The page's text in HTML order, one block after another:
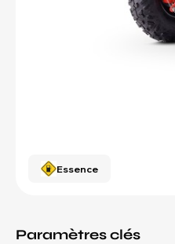
Essence
Paramètres clés